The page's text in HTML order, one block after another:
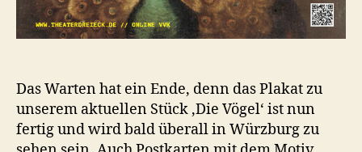
Das Warten hat ein Ende, denn das Plakat zu
unserem aktuellen Stück ‚Die Vögel‘ ist nun
fertig und wird bald überall in Würzburg zu